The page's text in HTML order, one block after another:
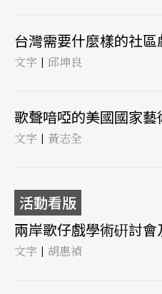
台灣需要什麼樣的社
文字 | 邱坤良
歌聲喑啞的美國國家藝
文字 | 黃志全
活動看版
兩岸歌仔戲學術硏討
文字 | 胡惠禎